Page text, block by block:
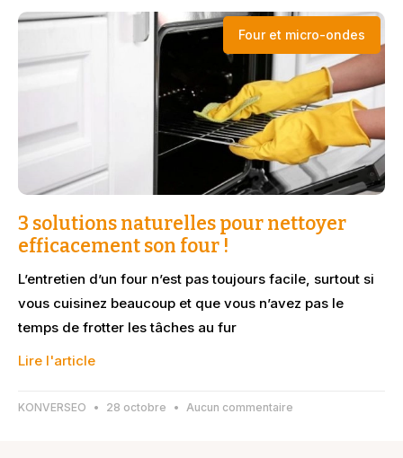
Four et micro-ondes
3 solutions naturelles pour nettoyer
efficacement son four !
L’entretien d’un four n’est pas toujours facile, surtout si
vous cuisinez beaucoup et que vous n’avez pas le
temps de frotter les tâches au fur
Lire l'article
KONVERSEO 28 octobre Aucun commentaire